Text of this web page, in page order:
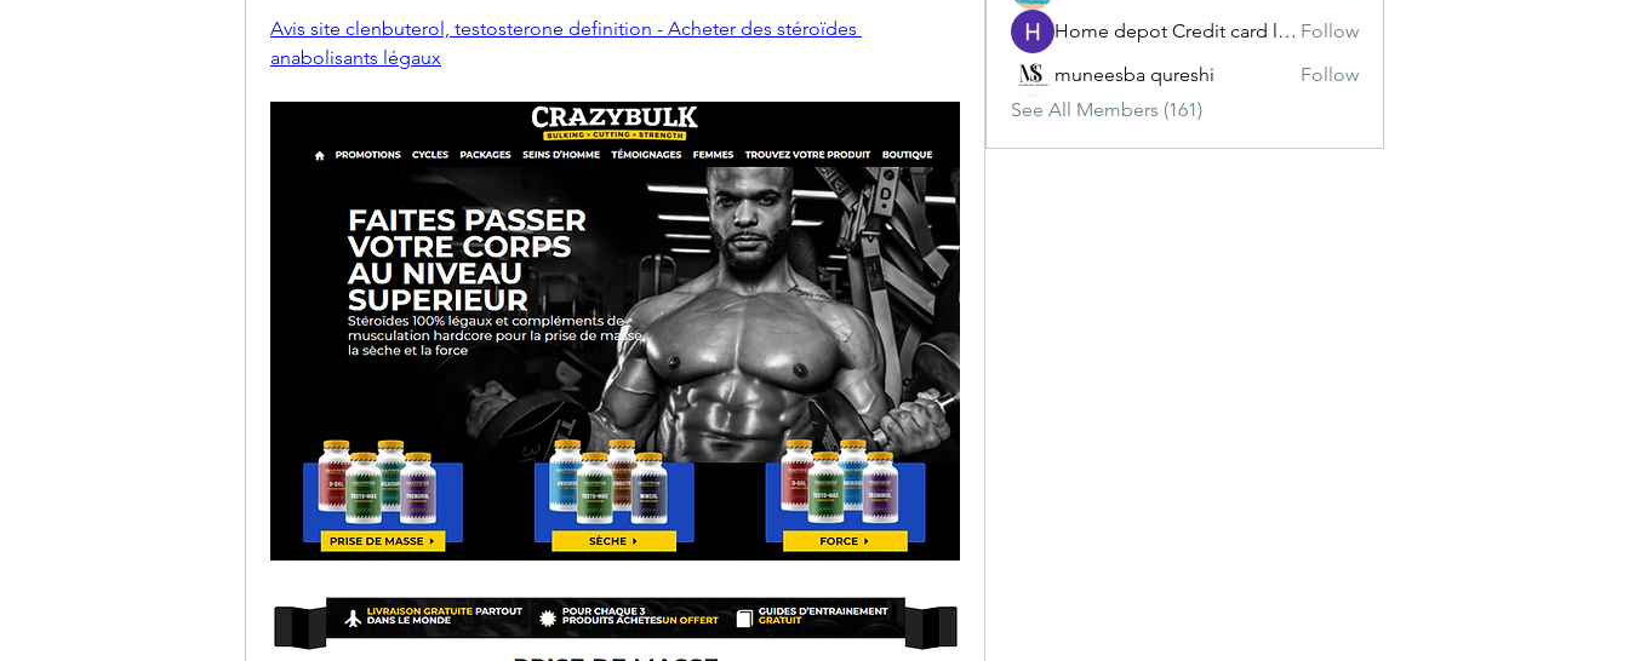
Avis site clenbuterol, testosterone definition - Acheter des stéroïdes
anabolisants légaux
Home depot Credit card login Follow
muneesba qureshi
Follow
See All Members (161)